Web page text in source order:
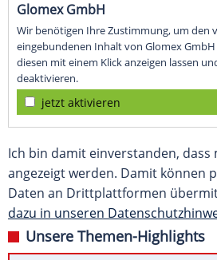
Glomex GmbH
Wir benötigen Ihre Zustimmung, um den
eingebundenen Inhalt von Glomex GmbH
diesen mit einem Klick anzeigen lassen
deaktivieren.
jetzt aktivieren
Ich bin damit einverstanden,
angezeigt werden. Damit können
Daten an Drittplattformen
dazu in unseren
Unsere Themen-Highlights